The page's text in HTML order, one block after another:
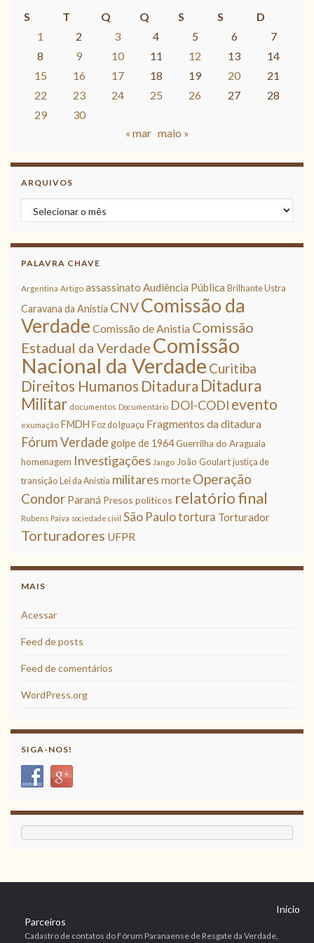
S
T Q Q S S
D
1
2 3 4 5 6
7
8
9 10 11 12 13
14
15
16 17 18 19 20
21
22
23 24 25 26 27
28
29
30
« mar maio »
ARQUIVOS
Arquivos
PALAVRA CHAVE
Argentina Artigo assassinato Audiência Pública Brilhante Ustra
Caravana da Anistia CNVComissão da
Verdade Comissão de Anistia Comissão
Estadual da Verdade Comissão
Nacional da Verdade Curitiba
Direitos Humanos Ditadura Ditadura
Militar documentos Documentário DOI-CODI evento
exumação FMDH Foz do Iguaçu Fragmentos da ditadura
Fórum Verdade golpe de 1964Guerrilha do Araguaia
homenagem Investigações Jango João Goulart justiça de
transição
Lei da Anistia militares morte Operação
Condor Paraná Presos políticos relatório final
Rubens Paiva sociedade civil São Paulotortura Torturador
Torturadores UFPR
MAIS
Acessar
Feed de posts
Feed de comentários
WordPress.org
SIGA-NOS!
Início
Parceiros
Cadastro de contatos do Fórum Paranaense de Resgate da Verdade,